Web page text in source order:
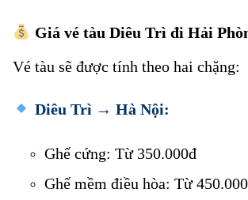
Giá vé tàu Diêu Trì đi Hải
Vé tàu sẽ được tính theo hai chặng:
Diêu Trì → Hà Nội:
Ghế cứng: Từ 350.000đ
Ghế mềm điều hòa: Từ